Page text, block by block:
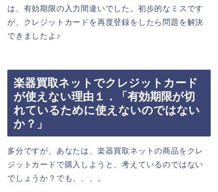
は、有効期限の入力間違いでした。初歩的なミスです
が、クレジットカードを再度登録をしたら問題を解決
できましたよ♪
楽器買取ネットでクレジットカード
が使えない理由１．「有効期限が切
れているために使えないのではない
か？」
多分ですが、あなたは、楽器買取ネットの商品をクレ
ジットカードで購入しようと、考えているのではない
でしょうか？でも、、、。